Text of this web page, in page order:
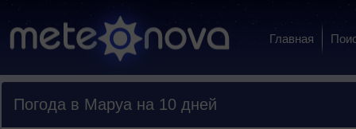
Главная
Погода в Маруа на 10 дней